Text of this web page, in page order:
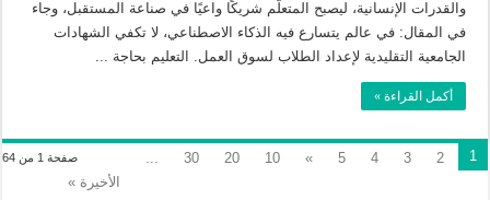
والقدرات الإنسانية، ليصبح المتعلّم شريكًا واعيًا في صناعة المستقبل، وجاء
في المقال: في عالم يتسارع فيه الذكاء الاصطناعي، لا تكفي الشهادات
الجامعية التقليدية لإعداد الطلاب لسوق العمل. التعليم بحاجة ...
أكمل القراءة »
صفحة 1 من 64 1
2
3
4
5
»
10
20
30
...
الأخيرة »